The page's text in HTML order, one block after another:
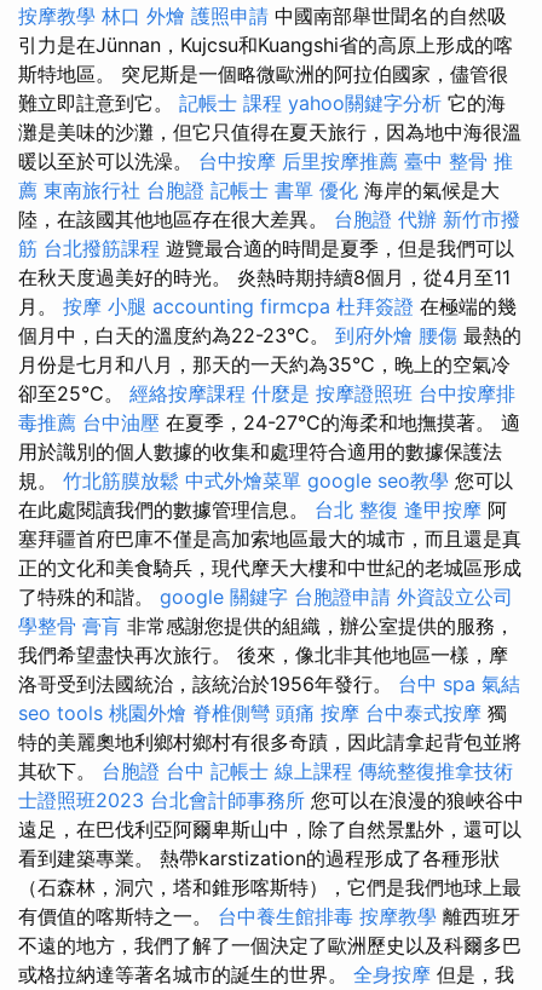
按摩教學 林口 外燴 護照申請 中國南部舉世聞名的自然吸
引力是在Jünnan，Kujcsu和Kuangshi省的高原上形成的喀
斯特地區。 突尼斯是一個略微歐洲的阿拉伯國家，儘管很
難立即註意到它。 記帳士 課程 yahoo關鍵字分析 它的海
灘是美味的沙灘，但它只值得在夏天旅行，因為地中海很溫
暖以至於可以洗澡。 台中按摩 后里按摩推薦 臺中 整骨 推
薦 東南旅行社 台胞證 記帳士 書單 優化 海岸的氣候是大
陸，在該國其他地區存在很大差異。 台胞證 代辦 新竹市撥
筋 台北撥筋課程 遊覽最合適的時間是夏季，但是我們可以
在秋天度過美好的時光。 炎熱時期持續8個月，從4月至11
月。 按摩 小腿 accounting firmcpa 杜拜簽證 在極端的幾
個月中，白天的溫度約為22-23°C。 到府外燴 腰傷 最熱的
月份是七月和八月，那天的一天約為35°C，晚上的空氣冷
卻至25°C。 經絡按摩課程 什麼是 按摩證照班 台中按摩排
毒推薦 台中油壓 在夏季，24-27°C的海柔和地撫摸著。 適
用於識別的個人數據的收集和處理符合適用的數據保護法
規。 竹北筋膜放鬆 中式外燴菜單 google seo教學 您可以
在此處閱讀我們的數據管理信息。 台北 整復 逢甲按摩 阿
塞拜疆首府巴庫不僅是高加索地區最大的城市，而且還是真
正的文化和美食騎兵，現代摩天大樓和中世紀的老城區形成
了特殊的和諧。 google 關鍵字 台胞證申請 外資設立公司
學整骨 膏肓 非常感謝您提供的組織，辦公室提供的服務，
我們希望盡快再次旅行。 後來，像北非其他地區一樣，摩
洛哥受到法國統治，該統治於1956年發行。 台中 spa 氣結
seo tools 桃園外燴 脊椎側彎 頭痛 按摩 台中泰式按摩 獨
特的美麗奧地利鄉村鄉村有很多奇蹟，因此請拿起背包並將
其砍下。 台胞證 台中 記帳士 線上課程 傳統整復推拿技術
士證照班2023 台北會計師事務所 您可以在浪漫的狼峽谷中
遠足，在巴伐利亞阿爾卑斯山中，除了自然景點外，還可以
看到建築專業。 熱帶karstization的過程形成了各種形狀
（石森林，洞穴，塔和錐形喀斯特），它們是我們地球上最
有價值的喀斯特之一。 台中養生館排毒 按摩教學 離西班牙
不遠的地方，我們了解了一個決定了歐洲歷史以及科爾多巴
或格拉納達等著名城市的誕生的世界。 全身按摩 但是，我